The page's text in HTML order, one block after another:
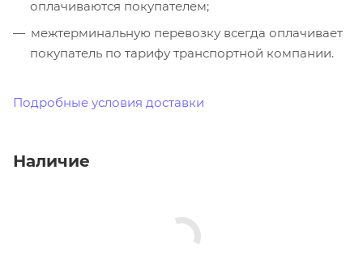
оплачиваются покупателем;
межтерминальную перевозку всегда оплачивает
покупатель по тарифу транспортной компании.
Подробные условия доставки
Наличие